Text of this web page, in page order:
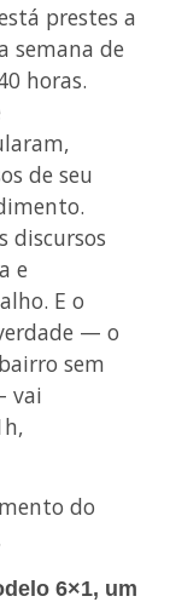
prestes a
semana de
horas.
de seu
discursos
e
E o
— o
sem
vai
do
6×1, um